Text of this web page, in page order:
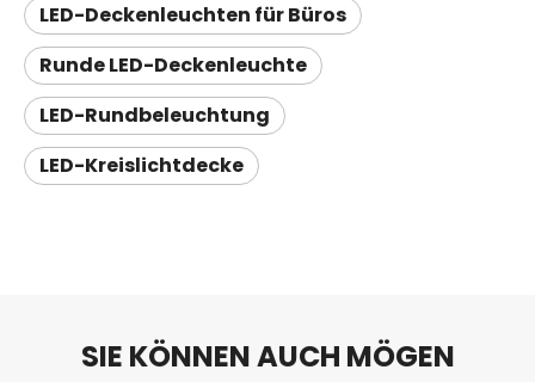
LED-Deckenleuchten für Büros
Runde LED-Deckenleuchte
LED-Rundbeleuchtung
LED-Kreislichtdecke
SIE KÖNNEN AUCH MÖGEN